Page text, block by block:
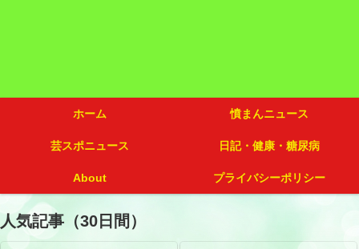
ホーム 憤まんニュース
芸スポニュース 日記・健康・糖尿病
About プライバシーポリシー
人気記事（30日間）